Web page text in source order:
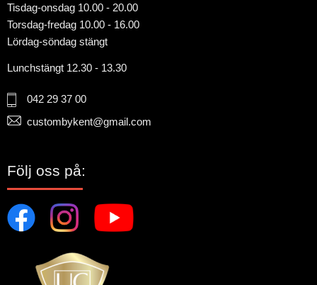
Tisdag-onsdag 10.00 - 20.00
Torsdag-fredag 10.00 - 16.00
Lördag-söndag stängt
Lunchstängt 12.30 - 13.30
042 29 37 00
custombykent@gmail.com
Följ oss på: